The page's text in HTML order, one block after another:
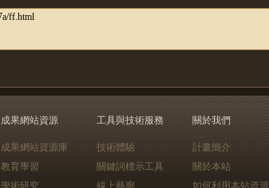
成果網站資源
成果網站資源庫
教育學習
學術研究
工具與技術服務
技術體驗
關鍵詞標示工具
線上藝廊
關於我們
計畫簡介
關於本站
如何利用本站資源